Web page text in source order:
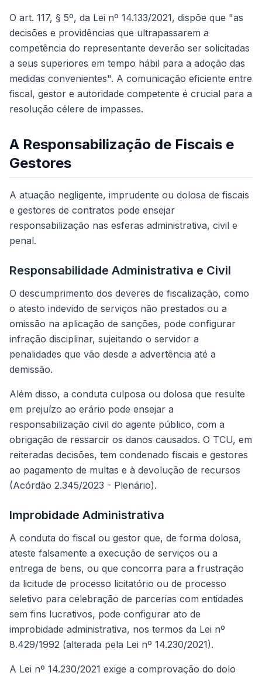
O art. 117, § 5º, da Lei nº 14.133/2021, dispõe que "as
decisões e providências que ultrapassarem a
competência do representante deverão ser solicitadas
a seus superiores em tempo hábil para a adoção das
medidas convenientes". A comunicação eficiente entre
fiscal, gestor e autoridade competente é crucial para a
resolução célere de impasses.
A Responsabilização de Fiscais e
Gestores
A atuação negligente, imprudente ou dolosa de fiscais
e gestores de contratos pode ensejar
responsabilização nas esferas administrativa, civil e
penal.
Responsabilidade Administrativa e Civil
O descumprimento dos deveres de fiscalização, como
o atesto indevido de serviços não prestados ou a
omissão na aplicação de sanções, pode configurar
infração disciplinar, sujeitando o servidor a
penalidades que vão desde a advertência até a
demissão.
Além disso, a conduta culposa ou dolosa que resulte
em prejuízo ao erário pode ensejar a
responsabilização civil do agente público, com a
obrigação de ressarcir os danos causados. O TCU, em
reiteradas decisões, tem condenado fiscais e gestores
ao pagamento de multas e à devolução de recursos
(Acórdão 2.345/2023 - Plenário).
Improbidade Administrativa
A conduta do fiscal ou gestor que, de forma dolosa,
ateste falsamente a execução de serviços ou a
entrega de bens, ou que concorra para a frustração
da licitude de processo licitatório ou de processo
seletivo para celebração de parcerias com entidades
sem fins lucrativos, pode configurar ato de
improbidade administrativa, nos termos da Lei nº
8.429/1992 (alterada pela Lei nº 14.230/2021).
A Lei nº 14.230/2021 exige a comprovação do dolo